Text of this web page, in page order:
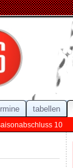
tabellen
10